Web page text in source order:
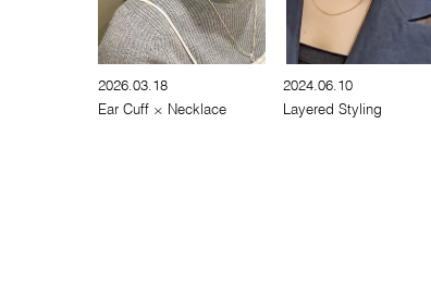
2026.03.18
Ear Cuff × Necklace
2024.06.10
Layered Styling